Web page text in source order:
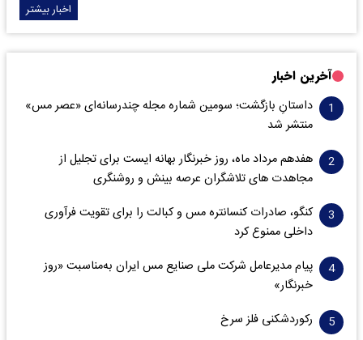
اخبار بیشتر
آخرین اخبار
داستانِ بازگشت؛ سومین شماره مجله چندرسانه‌ای «عصر مس»
منتشر شد
هفدهم مرداد ماه، روز خبرنگار بهانه ایست برای تجلیل از
مجاهدت های تلاشگران عرصه بینش و روشنگری
کنگو، صادرات کنسانتره مس و کبالت را برای تقویت فرآوری
داخلی ممنوع کرد
پیام مدیرعامل شرکت ملی صنایع مس ایران به‌مناسبت «روز
خبرنگار»
رکوردشکنی فلز سرخ